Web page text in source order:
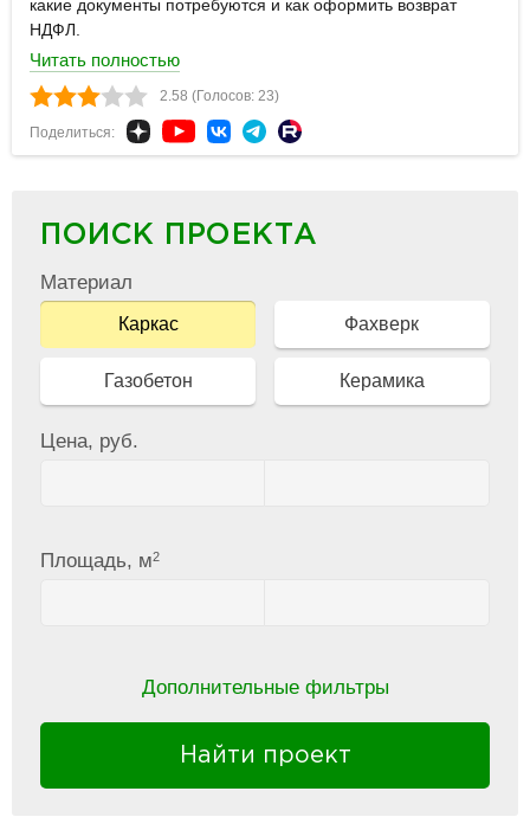
какие документы потребуются и как оформить возврат
НДФЛ.
Читать полностью
2.58 (Голосов: 23)
Поделиться:
ПОИСК ПРОЕКТА
Материал
Каркас Фахверк
Газобетон Керамика
Цена, руб.
Площадь, м2
Дополнительные фильтры
Найти проект